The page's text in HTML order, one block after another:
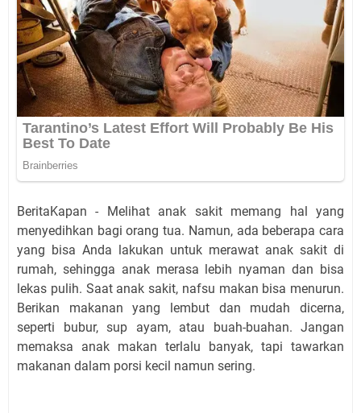
BeritaKapan - Melihat anak sakit memang hal yang
menyedihkan bagi orang tua. Namun, ada beberapa cara
yang bisa Anda lakukan untuk merawat anak sakit di
rumah, sehingga anak merasa lebih nyaman dan bisa
lekas pulih. Saat anak sakit, nafsu makan bisa menurun.
Berikan makanan yang lembut dan mudah dicerna,
seperti bubur, sup ayam, atau buah-buahan. Jangan
memaksa anak makan terlalu banyak, tapi tawarkan
makanan dalam porsi kecil namun sering.